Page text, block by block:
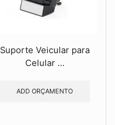
Suporte Veicular para
Celular ...
ADD ORÇAMENTO